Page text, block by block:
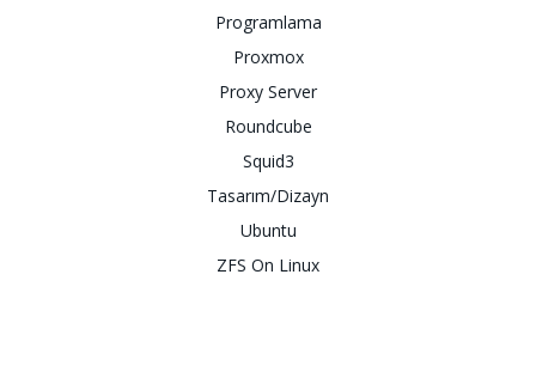
Programlama
Proxmox
Proxy Server
Roundcube
Squid3
Tasarım/Dizayn
Ubuntu
ZFS On Linux